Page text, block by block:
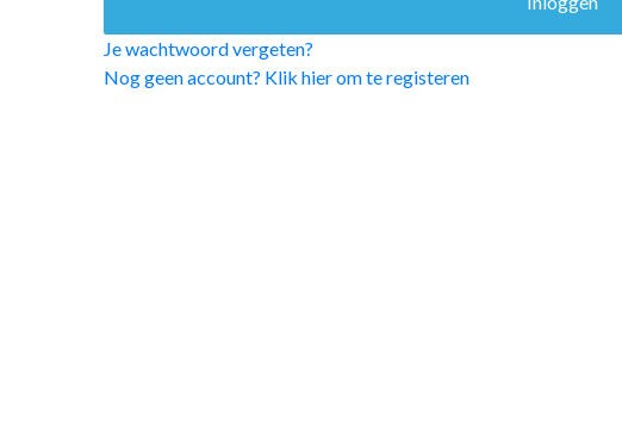
VPHUISARTSEN
MEDISCHE VAKHANDEL
Je wachtwoord vergeten?
Nog geen account? Klik hier om te registeren